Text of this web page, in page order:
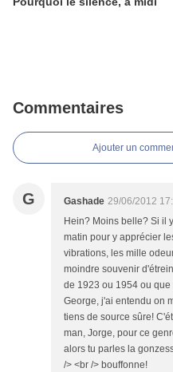
Commentaires
Ajouter un
G Gashade 29/06/2012
Hein? Moins belle? Si il
matin pour y apprécier
vibrations, les mille
moindre souvenir
de 1923 ou 1954 ou
George, j'ai entendu on
tiens de source sûre!
man, Jorge, pour ce
alors tu parles la
/> <br /> bouffonne!